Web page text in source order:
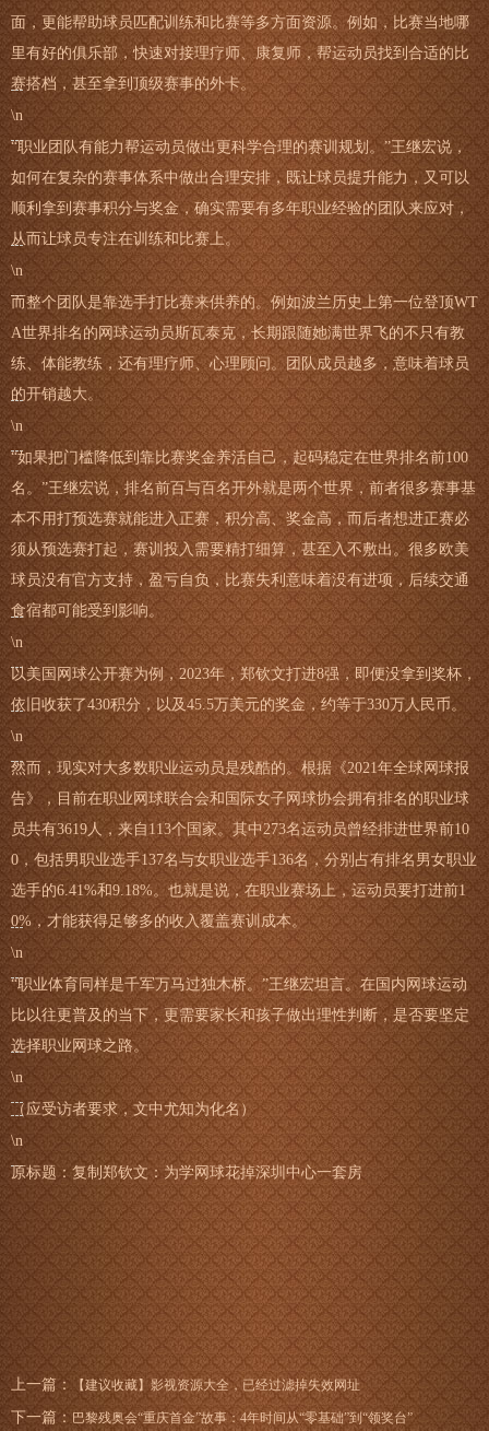
面，更能帮助球员匹配训练和比赛等多方面资源。例如，比赛当地哪
里有好的俱乐部，快速对接理疗师、康复师，帮运动员找到合适的比
赛搭档，甚至拿到顶级赛事的外卡。
\n
“职业团队有能力帮运动员做出更科学合理的赛训规划。”王继宏说，
如何在复杂的赛事体系中做出合理安排，既让球员提升能力，又可以
顺利拿到赛事积分与奖金，确实需要有多年职业经验的团队来应对，
从而让球员专注在训练和比赛上。
\n
而整个团队是靠选手打比赛来供养的。例如波兰历史上第一位登顶WT
A世界排名的网球运动员斯瓦泰克，长期跟随她满世界飞的不只有教
练、体能教练，还有理疗师、心理顾问。团队成员越多，意味着球员
的开销越大。
\n
“如果把门槛降低到靠比赛奖金养活自己，起码稳定在世界排名前100
名。”王继宏说，排名前百与百名开外就是两个世界，前者很多赛事基
本不用打预选赛就能进入正赛，积分高、奖金高，而后者想进正赛必
须从预选赛打起，赛训投入需要精打细算，甚至入不敷出。很多欧美
球员没有官方支持，盈亏自负，比赛失利意味着没有进项，后续交通
食宿都可能受到影响。
\n
以美国网球公开赛为例，2023年，郑钦文打进8强，即便没拿到奖杯，
依旧收获了430积分，以及45.5万美元的奖金，约等于330万人民币。
\n
然而，现实对大多数职业运动员是残酷的。根据《2021年全球网球报
告》，目前在职业网球联合会和国际女子网球协会拥有排名的职业球
员共有3619人，来自113个国家。其中273名运动员曾经排进世界前10
0，包括男职业选手137名与女职业选手136名，分别占有排名男女职业
选手的6.41%和9.18%。也就是说，在职业赛场上，运动员要打进前1
0%，才能获得足够多的收入覆盖赛训成本。
\n
“职业体育同样是千军万马过独木桥。”王继宏坦言。在国内网球运动
比以往更普及的当下，更需要家长和孩子做出理性判断，是否要坚定
选择职业网球之路。
\n
（应受访者要求，文中尤知为化名）
\n
原标题：复制郑钦文：为学网球花掉深圳中心一套房
上一篇： 【建议收藏】影视资源大全，已经过滤掉失效网址
下一篇： 巴黎残奥会“重庆首金”故事：4年时间从“零基础”到“领奖台”